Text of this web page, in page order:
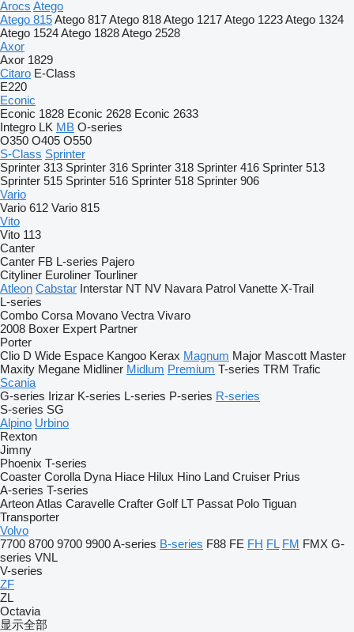
Arocs Atego
Atego 815Atego 817Atego 818Atego 1217Atego 1223Atego 1324
Atego 1524Atego 1828Atego 2528
Axor
Axor 1829
Citaro E-Class
E220
Econic
Econic 1828 Econic 2628 Econic 2633
Integro LK MB O-series
O350 O405 O550
S-Class Sprinter
Sprinter 313 Sprinter 316 Sprinter 318 Sprinter 416 Sprinter 513
Sprinter 515 Sprinter 516 Sprinter 518 Sprinter 906
Vario
Vario 612 Vario 815
Vito
Vito 113
Canter
Canter FB L-series Pajero
Cityliner Euroliner Tourliner
Atleon Cabstar Interstar NT NV Navara Patrol Vanette X-Trail
L-series
Combo Corsa Movano Vectra Vivaro
2008 Boxer Expert Partner
Porter
Clio D Wide Espace Kangoo Kerax Magnum Major Mascott Master
Maxity Megane Midliner Midlum Premium T-series TRM Trafic
Scania
G-series Irizar K-series L-series P-series R-series
S-series SG
Alpino Urbino
Rexton
Jimny
Phoenix T-series
Coaster Corolla Dyna Hiace Hilux Hino Land Cruiser Prius
A-series T-series
ArteonAtlas Caravelle Crafter Golf LT Passat Polo Tiguan
Transporter
Volvo
7700 8700 9700 9900A-series B-series F88 FE FH FL FM FMX G-
series VNL
V-series
ZF
ZL
Octavia
显示全部